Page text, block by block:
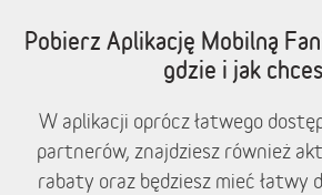
Pobierz Aplikację Mobilną
gdzie i jak
W aplikacji oprócz łatwego
partnerów, znajdziesz również
rabaty oraz będziesz mieć łatwy